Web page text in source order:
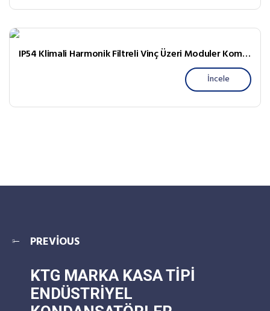
IP54 Klimali Harmonik Filtreli Vinç Üzeri Moduler Kompanzasyon Pano
İncele
PREVIOUS
KTG MARKA KASA TİPİ
ENDÜSTRİYEL